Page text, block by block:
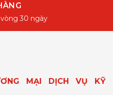
30 ngày
MẠI DỊCH VỤ KỸ